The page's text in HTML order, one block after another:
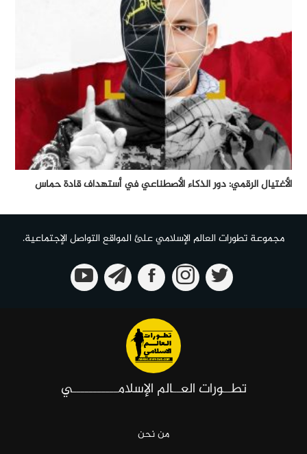
الأغتيال الرقمي: دور الذكاء الأصطناعي في أستهداف قادة حماس
مجموعة تطورات العالم الإسلامي علئ المواقع التواصل الإجتماعية.
تطــورات العــالم الإسلامـــــــــــي
من نحن